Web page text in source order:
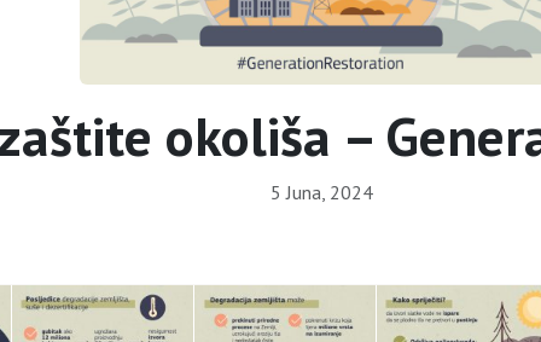
okoliša –
5 Juna, 2024